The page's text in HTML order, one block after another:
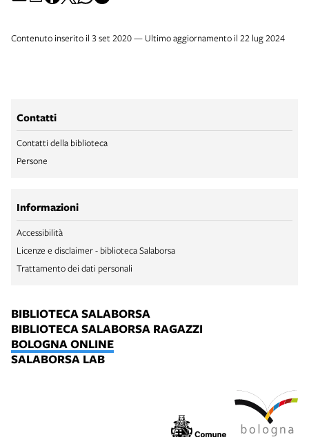
Contenuto inserito il 3 set 2020 — Ultimo aggiornamento il 22 lug 2024
Contatti
Contatti della biblioteca
Persone
Informazioni
Accessibilità
Licenze e disclaimer - biblioteca Salaborsa
Trattamento dei dati personali
BIBLIOTECA SALABORSA
BIBLIOTECA SALABORSA RAGAZZI
BOLOGNA ONLINE
SALABORSA LAB